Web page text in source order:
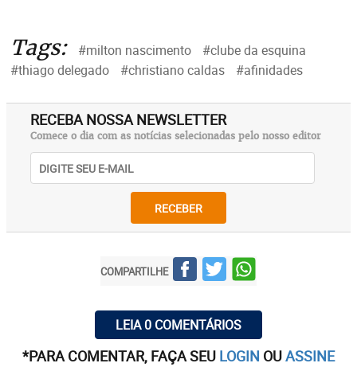
Tags: #milton nascimento
#clube da esquina
#thiago delegado
#christiano caldas #afinidades
RECEBA NOSSA NEWSLETTER
Comece o dia com as notícias selecionadas pelo nosso editor
RECEBER
COMPARTILHE
LEIA 0 COMENTÁRIOS
*PARA COMENTAR, FAÇA SEU LOGIN OUASSINE